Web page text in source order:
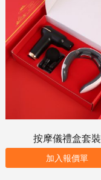
按摩儀禮盒套裝
加入報價單